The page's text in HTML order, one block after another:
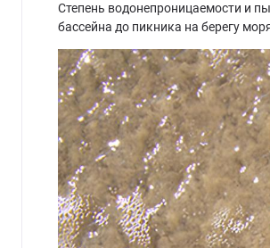
Степень водонепроницаемости и
бассейна до пикника на берегу